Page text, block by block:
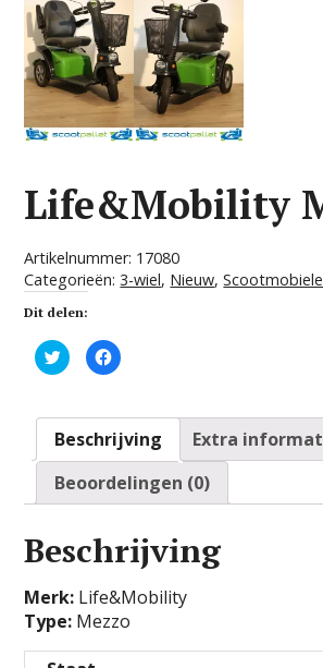
Life&Mobility
Artikelnummer: 17080
Categorieën:3-wiel, Nieuw,
Dit delen:
K
l
m
t
e
d
l
n
t
T
i
t
t
e
(
K
l
m
t
e
d
n
F
a
e
b
o
o
(
Beschrijving
Extra
Beoordelingen (0)
Beschrijving
Merk: Life&Mobility
Type: Mezzo